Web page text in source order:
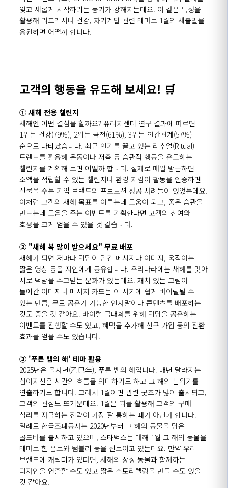
잊고 새롭게 시작하려는 동기가 강해지는데요. 이 같은 특성을
활용해 리프레시나 건강, 자기계발 관련 테마로 1월의 새출발을
응원하면 어떨까 합니다.
고객의 행동을 유도해 보세요! 🛒
① 새해 전용 챌린지
새해엔 어떤 결심을 할까요? 퓨리치센터 연구 결과에 따르면
1위는 건강(79%), 2위는 금전(61%), 3위는 인간관계(57%)
순으로 나타났습니다. 최근 인기를 끌고 있는 리추얼(Ritual)
트렌드를 활용해 운동이나 저축 등 습관적 행동을 유도하는
챌린지를 계획해 보면 어떨까 합니다. 실제로 매일 방문하면
소액을 적립할 수 있는 챌린지나 환경 지킴이 활동을 인증하면
선물을 주는 기업 브랜드의 프로모션 성공 사례들이 있었는데요.
이처럼 고객의 새해 목표를 이루는데 도움이 되고, 좋은 습관을
만드는데 도움을 주는 이벤트를 기획한다면 고객의 참여와
호응을 크게 얻을 수 있을 것 같습니다.
② "새해 복 많이 받으세요" 무료 배포
새해가 되면 저마다 덕담이 담긴 메시지나 이미지, 움직이는
짧은 영상 등을 지인에게 공유합니다. 우리나라에는 새해를 맞아
서로 덕담을 주고받는 문화가 있는데요. 재치 있는 그림이
들어간 이미지나 메시지 카드는 이 시기에 쉽게 바이럴될 수
있는 만큼, 무료 공유가 가능한 인사말이나 콘텐츠를 배포하는
것도 좋을 것 같아요. 바이럴 극대화를 위해 덕담을 공유하는
이벤트를 진행할 수도 있고, 혜택을 추가해 신규 가입 등의 전환
효과를 얻을 수도 있습니다.
③ '푸른 뱀의 해' 테마 활용
2025년은 을사년(乙巳年), 푸른 뱀의 해입니다. 매년 달라지는
십이지신은 시간의 흐름을 의미하기도 하고 그 해의 분위기를
연출하기도 합니다. 그래서 1월이면 관련 굿즈가 많이 출시되고,
고객의 관심도 뜨거운데요. 1월은 띠를 활용해 고객의 구매
심리를 자극하는 전략이 가장 잘 통하는 때가 아닌가 합니다.
일례로 한국조폐공사는 2020년부터 그 해의 동물을 담은
골드바를 출시하고 있으며, 스타벅스는 매해 1월 그 해의 동물을
테마로 한 음료와 텀블러 등을 선보이고 있는데요. 만약 우리
브랜드에 캐릭터가 있다면, 새해의 상징 동물과 함께하는
디자인을 연출할 수도 있고 짧은 스토리텔링을 만들 수도 있을
것 같아요.